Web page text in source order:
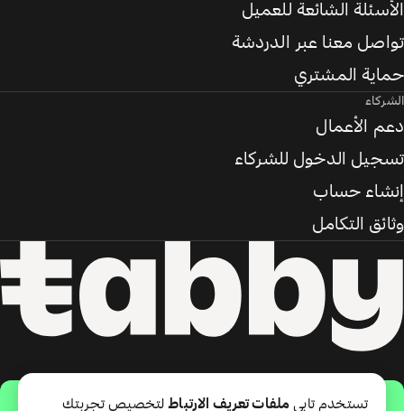
حمّل التطبيق
الأسئلة الشائعة للعميل
تواصل معنا عبر الدردشة
حماية المشتري
الشركاء
دعم الأعمال
تسجيل الدخول للشركاء
إنشاء حساب
وثائق التكامل
تستخدم تابي ملفات تعريف الارتباطلتخصيص تجربتك